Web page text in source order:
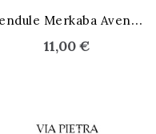
P
endule Merkaba Aventurine
11,00 €